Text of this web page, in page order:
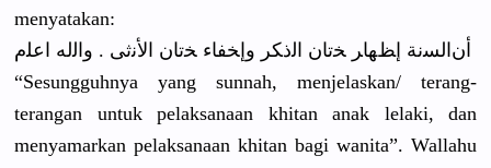
menyatakan:
ﺃﻥﺍﻟﺴﻧﺔ ﺇﻆﻬﺎﺮ ﺨﺗﺎﻥ ﺍﻟﺫﻜﺮ ﻭﺇﺨﻔﺎﺀ ﺨﺗﺎﻥ ﺍﻷﻧﺛﻰ . ﻭﺍﻟﻟﻪ ﺍﻋﻠﻡ
“Sesungguhnya yang sunnah, menjelaskan/ terang-
terangan untuk pelaksanaan khitan anak lelaki, dan
menyamarkan pelaksanaan khitan bagi wanita”. Wallahu